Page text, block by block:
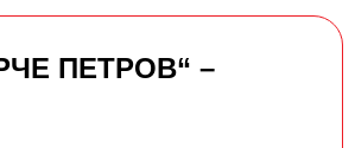
ПЕТРОВ“ –